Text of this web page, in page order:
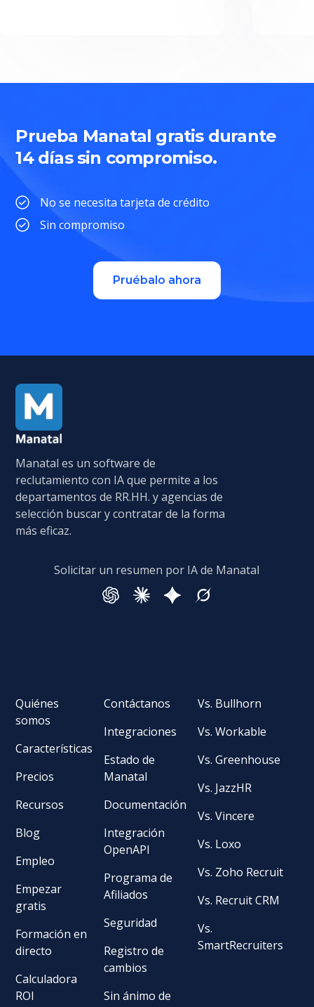
Prueba Manatal gratis durante
14 días sin compromiso.
No se necesita tarjeta de crédito
Sin compromiso
Pruébalo ahora
Manatal es un software de
reclutamiento con IA que permite a los
departamentos de RR.HH. y agencias de
selección buscar y contratar de la forma
más eficaz.
Solicitar un resumen por IA de Manatal
Quiénes
somos
Características
Precios
Recursos
Blog
Empleo
Empezar
gratis
Formación en
directo
Calculadora
ROI
Contáctanos
Integraciones
Estado de
Manatal
Documentación
Integración
OpenAPI
Programa de
Afiliados
Seguridad
Registro de
cambios
Sin ánimo de
Vs. Bullhorn
Vs. Workable
Vs. Greenhouse
Vs. JazzHR
Vs. Vincere
Vs. Loxo
Vs. Zoho Recruit
Vs. Recruit CRM
Vs.
SmartRecruiters